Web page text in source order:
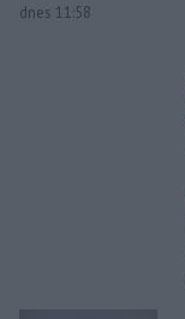
dnes 11:58